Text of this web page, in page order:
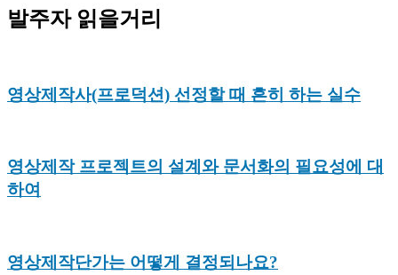
발주자 읽을거리
영상제작사(프로덕션) 선정할 때 흔히 하는 실수
영상제작 프로젝트의 설계와 문서화의 필요성에 대
하여
영상제작단가는 어떻게 결정되나요?